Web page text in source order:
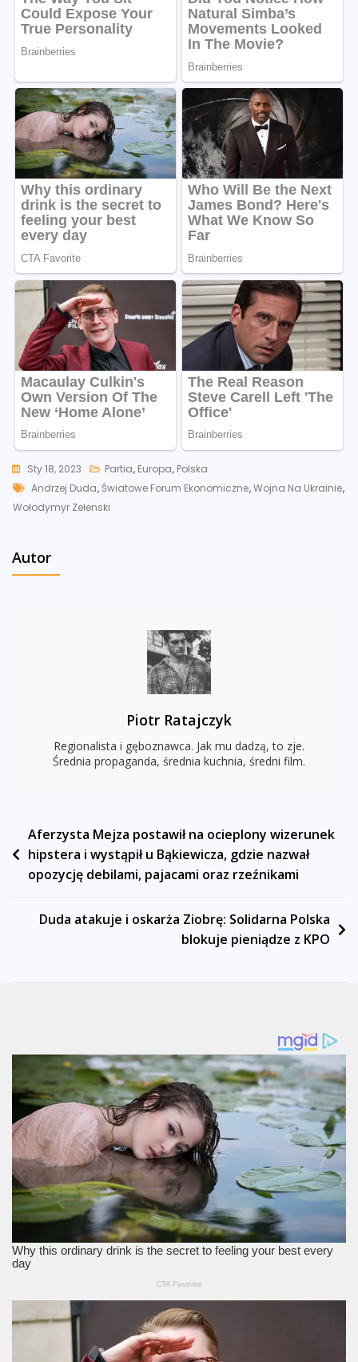
Sty 18, 2023 Partia, Europa, Polska
Tags
Andrzej Duda,Światowe Forum Ekonomiczne,Wojna Na Ukrainie,
Wołodymyr Zełenski
Autor
Piotr Ratajczyk
Regionalista i gęboznawca. Jak mu dadzą, to zje.
Średnia propaganda, średnia kuchnia, średni film.
Nawigacja
wpisu
Aferzysta Mejza postawił na ocieplony wizerunek
hipstera i wystąpił u Bąkiewicza, gdzie nazwał
opozycję debilami, pajacami oraz rzeźnikami
Duda atakuje i oskarża Ziobrę: Solidarna Polska
blokuje pieniądze z KPO